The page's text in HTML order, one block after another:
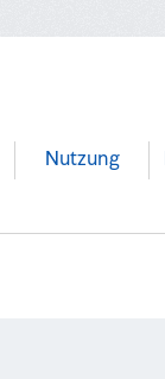
Nutzung